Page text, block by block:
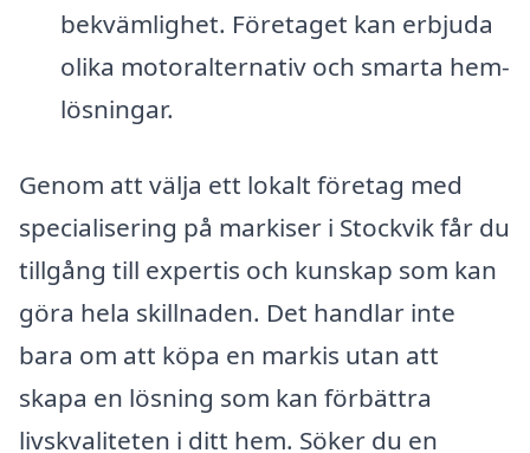
bekvämlighet. Företaget kan erbjuda
olika motoralternativ och smarta hem-
lösningar.
Genom att välja ett lokalt företag med
specialisering på markiser i Stockvik får du
tillgång till expertis och kunskap som kan
göra hela skillnaden. Det handlar inte
bara om att köpa en markis utan att
skapa en lösning som kan förbättra
livskvaliteten i ditt hem. Söker du en